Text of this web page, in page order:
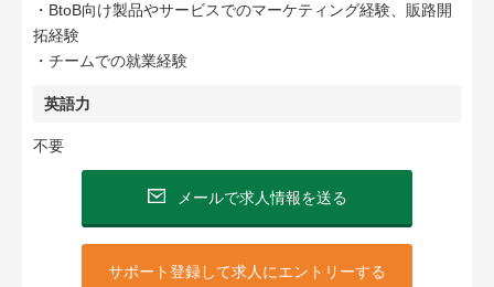
・BtoB向け製品やサービスでのマーケティング経験、販路開
拓経験
・チームでの就業経験
英語力
不要
メールで求人情報を送る
サポート登録して求人にエントリーする